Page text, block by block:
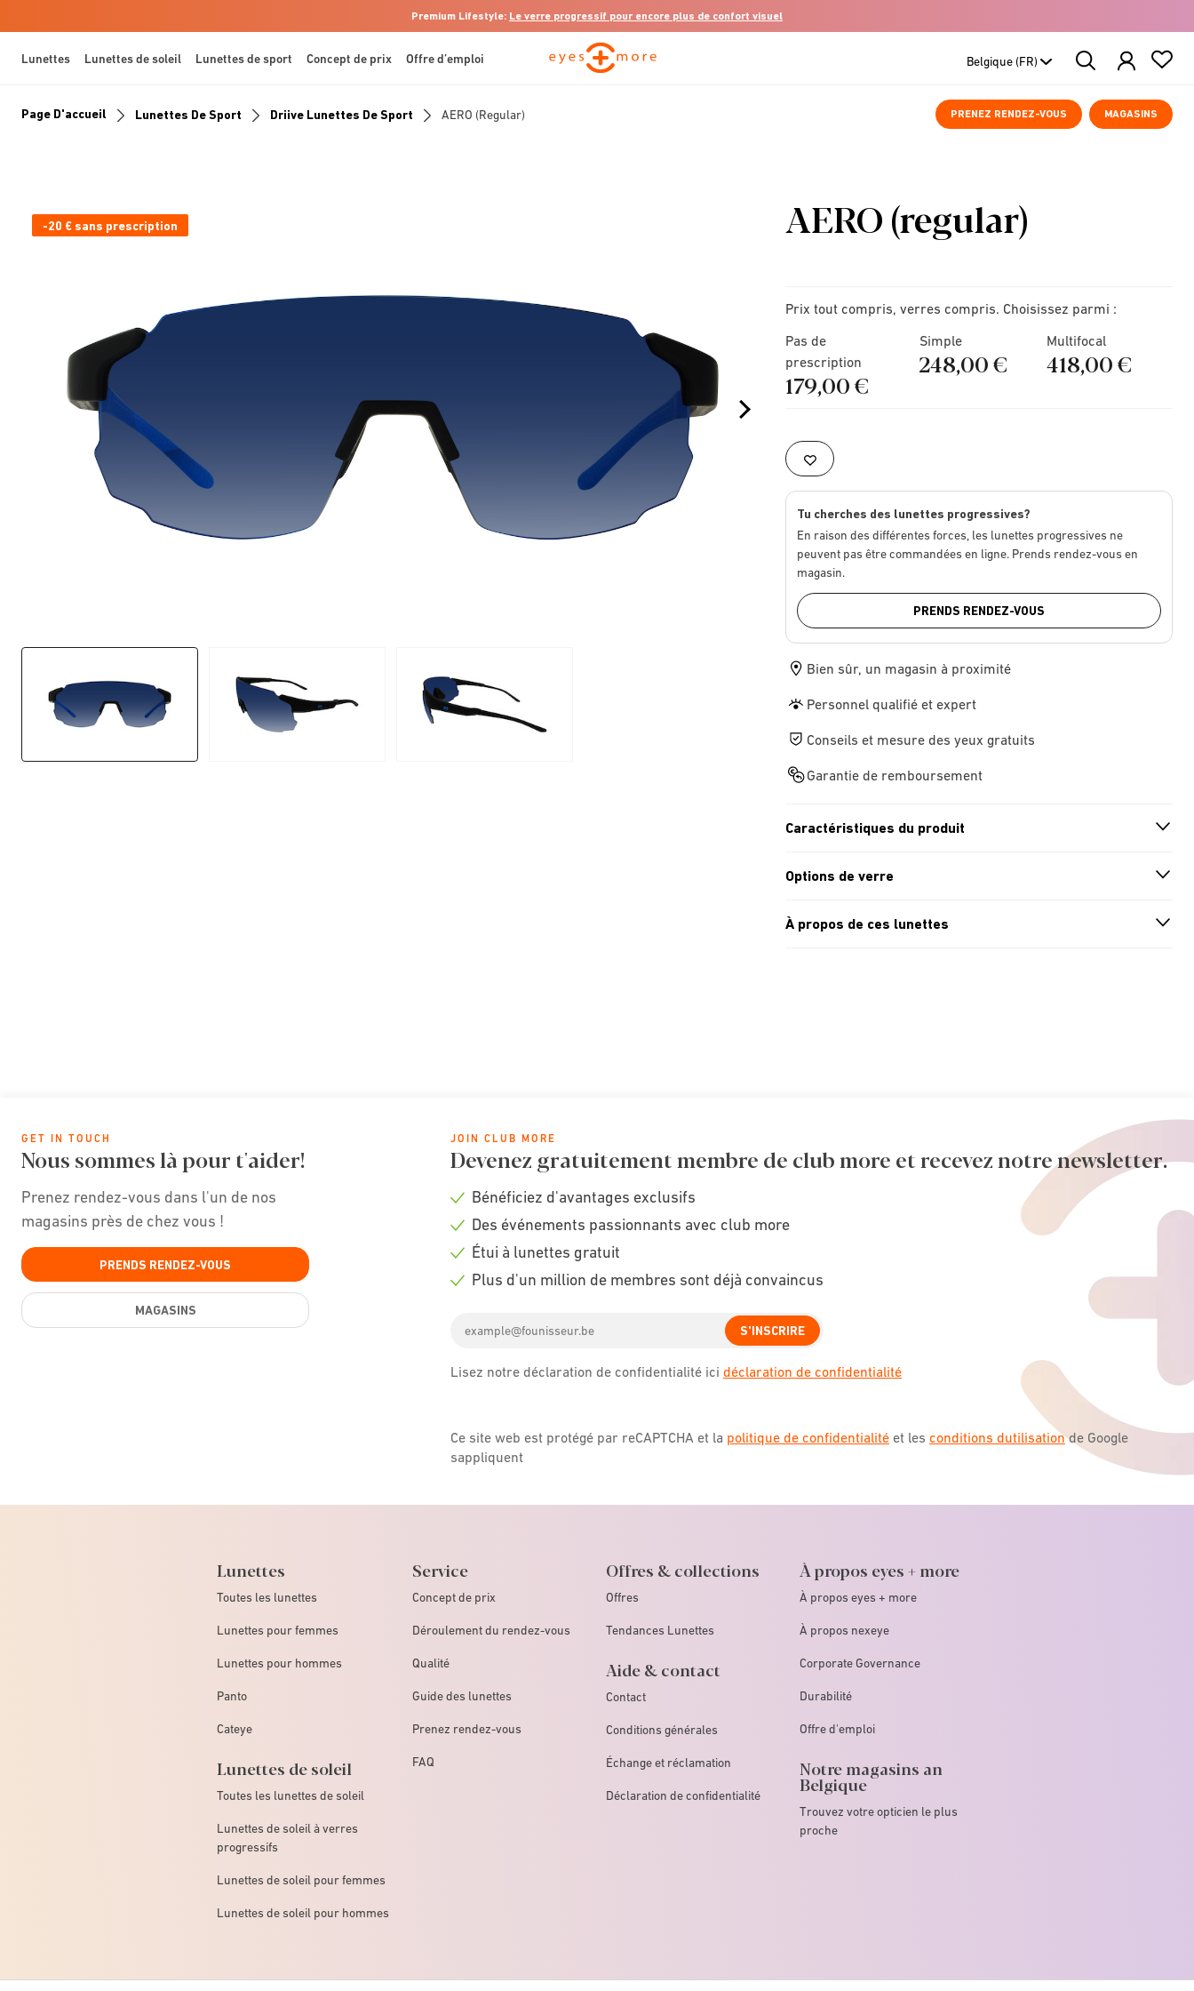
Premium Lifestyle: Le verre progressif pour encore plus de confort visuel
Lunettes Lunettes de soleil Lunettes de sport Concept de prix Offre d’emploi
Search
Products
PRENEZ RENDEZ-VOUS MAGASINS
Page D'accueil Lunettes De Sport Driive Lunettes De Sport AERO (regular)
-20 € sans prescription AERO (regular)
Prix tout compris, verres compris. Choisissez parmi :
Pas de
prescription
179,00 €
Simple
248,00 €
Multifocal
418,00 €
Tu cherches des lunettes progressives?
En raison des différentes forces, les lunettes progressives ne
peuvent pas être commandées en ligne. Prends rendez-vous en
magasin.
PRENDS RENDEZ-VOUS
Bien sûr, un magasin à proximité
Personnel qualifié et expert
Conseils et mesure des yeux gratuits
Garantie de remboursement
Caractéristiques du produit
Options de verre
À propos de ces lunettes
GET IN TOUCH
Nous sommes là pour t'aider!
Prenez rendez-vous dans l'un de nos
magasins près de chez vous !
PRENDS RENDEZ-VOUS
MAGASINS
JOIN CLUB MORE
Devenez gratuitement membre de club more et recevez notre newsletter.
Check
Bénéficiez d'avantages exclusifs
Check
Des événements passionnants avec club more
Check
Étui à lunettes gratuit
Plus d'un million de membres sont déjà convaincus
address
S'INSCRIRE
Lisez notre déclaration de confidentialité ici déclaration de confidentialité
Ce site web est protégé par reCAPTCHA et la politique de confidentialité et les conditions dutilisationde Google
sappliquent
Lunettes
Toutes les lunettes
Lunettes pour femmes
Lunettes pour hommes
Panto
Cateye
Lunettes de soleil
Toutes les lunettes de soleil
Lunettes de soleil à verres
progressifs
Lunettes de soleil pour femmes
Lunettes de soleil pour hommes
Service
Concept de prix
Déroulement du rendez-vous
Qualité
Guide des lunettes
Prenez rendez-vous
FAQ
Offres & collections
Offres
Tendances Lunettes
Aide & contact
Contact
Conditions générales
Échange et réclamation
Déclaration de confidentialité
À propos eyes + more
À propos eyes + more
À propos nexeye
Corporate Governance
Durabilité
Offre d'emploi
Notre magasins an
Belgique
Trouvez votre opticien le plus
proche